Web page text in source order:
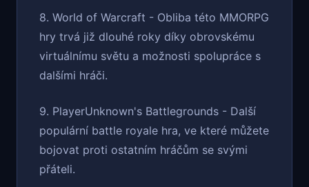
8. World of Warcraft - Obliba této MMORPG
hry trvá již dlouhé roky díky obrovskému
virtuálnímu světu a možnosti spolupráce s
dalšími hráči.
9. PlayerUnknown's Battlegrounds - Další
populární battle royale hra, ve které můžete
bojovat proti ostatním hráčům se svými
přáteli.